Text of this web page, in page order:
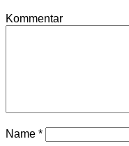
Kommentar
Name *